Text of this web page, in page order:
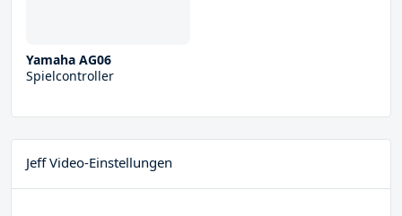
Yamaha AG06
Spielcontroller
Jeff Video-Einstellungen